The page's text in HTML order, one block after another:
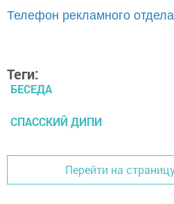
Телефон рекламного отдела
Теги:
БЕСЕДА
СПАССКИЙ ДИПИ
Перейти на